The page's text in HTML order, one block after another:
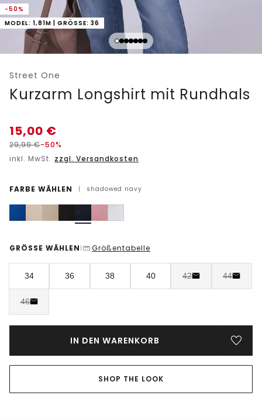
-50%
MODEL: 1,81M | GRÖSSE: 36
Street One
Kurzarm Longshirt mit Rundhals
15,00 €
29,99€-50%
inkl. MwSt. zzgl. Versandkosten
FARBE WÄHLEN | shadowed navy
GRÖSSE WÄHLEN | Größentabelle
34 36 38 40 42 44
46
IN DEN WARENKORB
SHOP THE LOOK